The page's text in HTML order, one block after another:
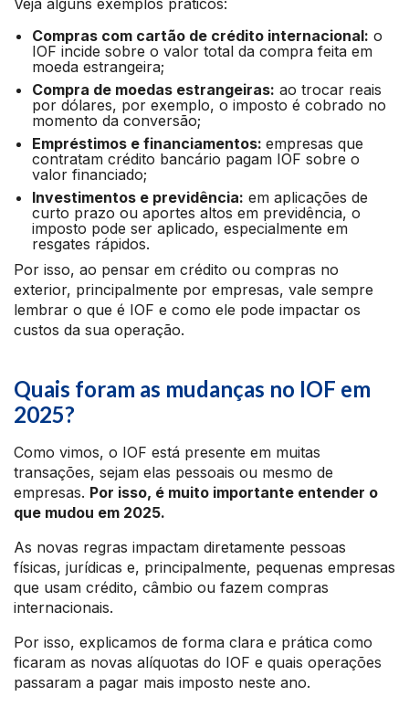
Veja alguns exemplos práticos:
Compras com cartão de crédito internacional: o
IOF incide sobre o valor total da compra feita em
moeda estrangeira;
Compra de moedas estrangeiras: ao trocar reais
por dólares, por exemplo, o imposto é cobrado no
momento da conversão;
Empréstimos e financiamentos: empresas que
contratam crédito bancário pagam IOF sobre o
valor financiado;
Investimentos e previdência: em aplicações de
curto prazo ou aportes altos em previdência, o
imposto pode ser aplicado, especialmente em
resgates rápidos.
Por isso, ao pensar em crédito ou compras no
exterior, principalmente por empresas, vale sempre
lembrar o que é IOF e como ele pode impactar os
custos da sua operação.
Quais foram as mudanças no IOF em
2025?
Como vimos, o IOF está presente em muitas
transações, sejam elas pessoais ou mesmo de
empresas. Por isso, é muito importante entender o
que mudou em 2025.
As novas regras impactam diretamente pessoas
físicas, jurídicas e, principalmente, pequenas empresas
que usam crédito, câmbio ou fazem compras
internacionais.
Por isso, explicamos de forma clara e prática como
ficaram as novas alíquotas do IOF e quais operações
passaram a pagar mais imposto neste ano.